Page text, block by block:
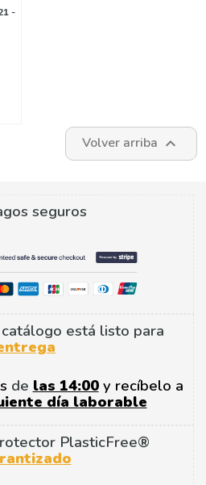
-
Volver arriba 
seguros
está listo para
de las 14:00 y recíbelo a
día laborable
PlasticFree®